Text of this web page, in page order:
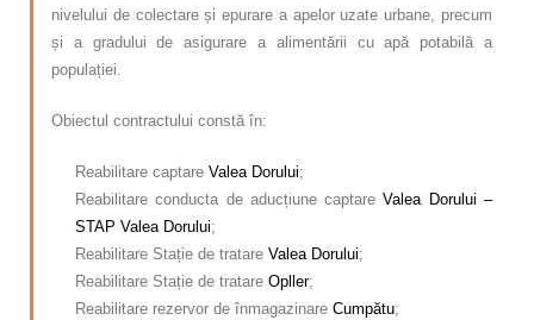
nivelului de colectare și epurare a apelor uzate urbane, precum
și a gradului de asigurare a alimentării cu apă potabilă a
populației.
Obiectul contractului constă în:
Reabilitare captare Valea Dorului;
Reabilitare conducta de aducțiune captareValea Dorului –
STAP Valea Dorului;
Reabilitare Stație de tratare Valea Dorului;
Reabilitare Stație de tratare Opller;
Reabilitare rezervor de înmagazinare Cumpătu;